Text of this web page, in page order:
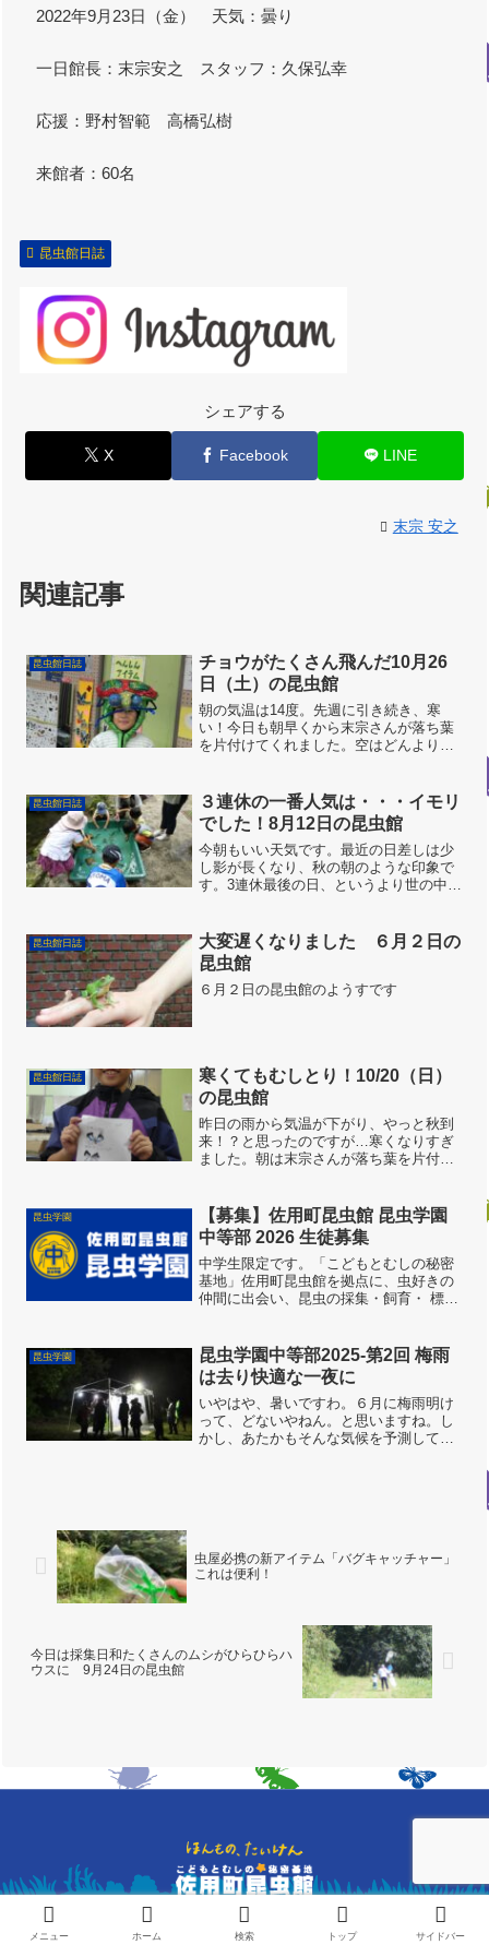
2022年9月23日（金） 天気：曇り
一日館長：末宗安之 スタッフ：久保弘幸
応援：野村智範 高橋弘樹
来館者：60名
昆虫館日誌
シェアする
X Facebook LINE
末宗 安之
関連記事
昆虫館日誌
チョウがたくさん飛んだ10月26
日（土）の昆虫館
朝の気温は14度。先週に引き続き、寒
い！今日も朝早くから末宗さんが落ち葉
を片付けてくれました。空はどんよりく
キチョウの幼虫は、蛹になっていると、
スタッフのサイトー...
昆虫館日誌
３連休の一番人気は・・・イモリ
でした！8月12日の昆虫館
今朝もいい天気です。最近の日差しは少
し影が長くなり、秋の朝のような印象で
す。3連休最後の日、というより世の中は
が昨日と昨晩、採集したムシ達を追加し
てくれたので充実したラ...
昆虫館日誌
大変遅くなりました ６月２日の
昆虫館
６月２日の昆虫館のようすです
昆虫館日誌
寒くてもむしとり！10/20（日）
の昆虫館
昨日の雨から気温が下がり、やっと秋到
来！？と思ったのですが…寒くなりすぎ
ました。朝は末宗さんが落ち葉を片付け
虫。前日の昆虫館は雨だったので、ちょ
うちょひらひらハウスはお休...
昆虫学園
【募集】佐用町昆虫館 昆虫学園
中等部 2026 生徒募集
中学生限定です。「こどもとむしの秘密
基地」佐用町昆虫館を拠点に、虫好きの
仲間に出会い、昆虫の採集・飼育・ 標本
また、後半は「兵庫県立人と自然の博物
館」のセミナー室で20...
昆虫学園
昆虫学園中等部2025-第2回 梅雨
は去り快適な一夜に
いやはや、暑いですわ。６月に梅雨明け
って、どないやねん。と思いますね。し
かし、あたかもそんな気候を予測してい
虫屋必携の新アイテム「バグキャッチャー」
これは便利！
今日は採集日和たくさんのムシがひらひらハ
ウスに 9月24日の昆虫館
© NPO法人こどもとむしの会
メニュー ホーム 検索 トップ サイドバー